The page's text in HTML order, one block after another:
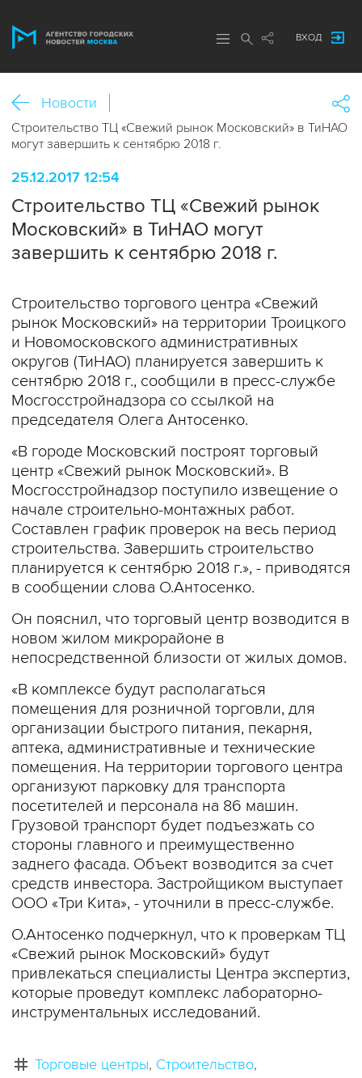
ВХОД
Новости
Строительство ТЦ «Свежий рынок Московский» в ТиНАО
могут завершить к сентябрю 2018 г.
25.12.2017 12:54
Строительство ТЦ «Свежий рынок
Московский» в ТиНАО могут
завершить к сентябрю 2018 г.
Строительство торгового центра «Свежий
рынок Московский» на территории Троицкого
и Новомосковского административных
округов (ТиНАО) планируется завершить к
сентябрю 2018 г., сообщили в пресс-службе
Мосгосстройнадзора со ссылкой на
председателя Олега Антосенко.
«В городе Московский построят торговый
центр «Свежий рынок Московский». В
Мосгосстройнадзор поступило извещение о
начале строительно-монтажных работ.
Составлен график проверок на весь период
строительства. Завершить строительство
планируется к сентябрю 2018 г.», - приводятся
в сообщении слова О.Антосенко.
Он пояснил, что торговый центр возводится в
новом жилом микрорайоне в
непосредственной близости от жилых домов.
«В комплексе будут располагаться
помещения для розничной торговли, для
организации быстрого питания, пекарня,
аптека, административные и технические
помещения. На территории торгового центра
организуют парковку для транспорта
посетителей и персонала на 86 машин.
Грузовой транспорт будет подъезжать со
стороны главного и преимущественно
заднего фасада. Объект возводится за счет
средств инвестора. Застройщиком выступает
ООО «Три Кита», - уточнили в пресс-службе.
О.Антосенко подчеркнул, что к проверкам ТЦ
«Свежий рынок Московский» будут
привлекаться специалисты Центра экспертиз,
которые проведут комплекс лабораторно-
инструментальных исследований.
Торговые центры Строительство